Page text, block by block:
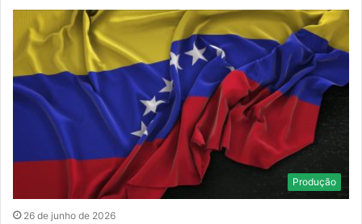
Produção
26 de junho de 2026